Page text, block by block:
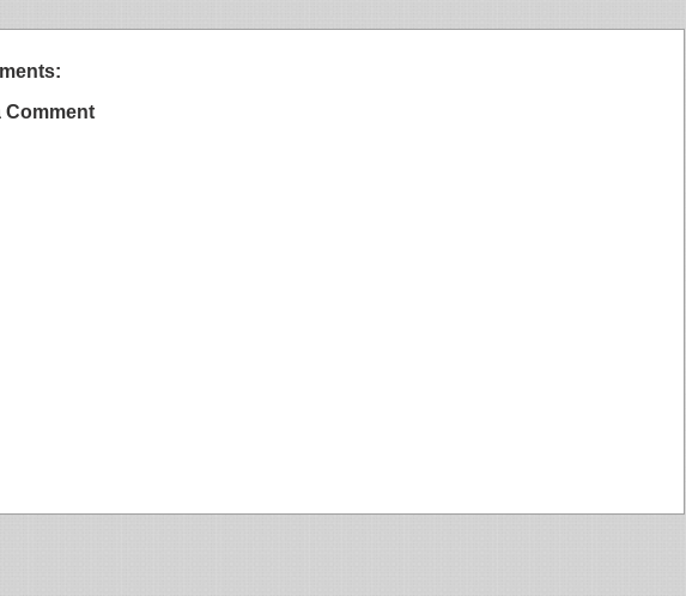
Comment